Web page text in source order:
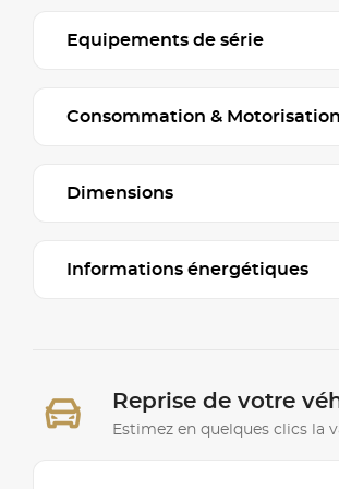
Equipements de série
Consommation & Motorisation
Dimensions
Informations énergétiques
Reprise de votre
Estimez en quelques clics la